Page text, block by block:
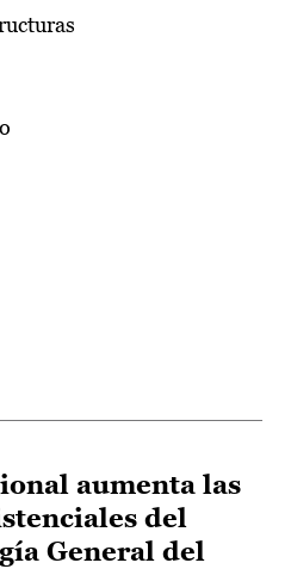
aumenta las
del
General del